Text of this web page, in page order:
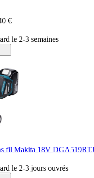
€
le 2-3 semaines
fil Makita 18V DGA519RTJ
le 2-3 jours ouvrés